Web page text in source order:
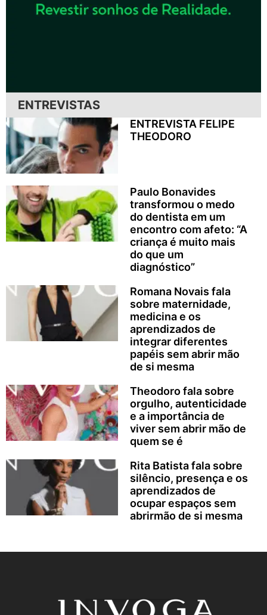
ENTREVISTAS
ENTREVISTA FELIPE
THEODORO
Paulo Bonavides
transformou o medo
do dentista em um
encontro com afeto: “A
criança é muito mais
do que um
diagnóstico”
Romana Novais fala
sobre maternidade,
medicina e os
aprendizados de
integrar diferentes
papéis sem abrir mão
de si mesma
Theodoro fala sobre
orgulho, autenticidade
e a importância de
viver sem abrir mão de
quem se é
Rita Batista fala sobre
silêncio, presença e os
aprendizados de
ocupar espaços sem
abrirmão de si mesma